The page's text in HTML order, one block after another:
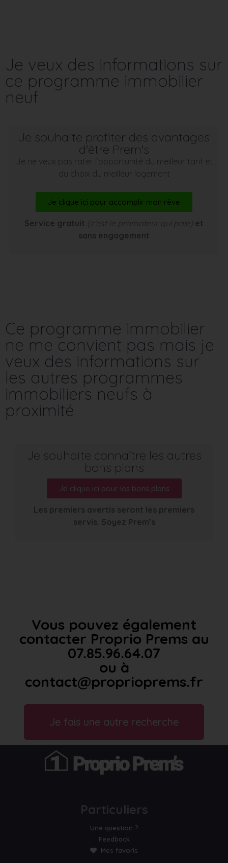
Je veux des informations sur
ce programme immobilier
neuf
Je souhaite profiter des avantages
d'être Prem's
Je ne veux pas rater l’opportunité du meilleur tarif et
du choix du meilleur logement
Je clique ici pour accomplir mon rêve
Service gratuit (c’est le promoteur qui paie) et
sans engagement
Ce programme immobilier
ne me convient pas mais je
veux des informations sur
les autres programmes
immobiliers neufs à
proximité
Je souhaite connaître les autres
bons plans
Je clique ici pour les bons plans
Les premiers avertis seront les premiers
servis. Soyez Prem’s
Vous pouvez également
contacter Proprio Prems au
07.85.96.64.07
ou à
contact@proprioprems.fr
Je fais une autre recherche
Particuliers
Une question ?
Feedback
Mes favoris